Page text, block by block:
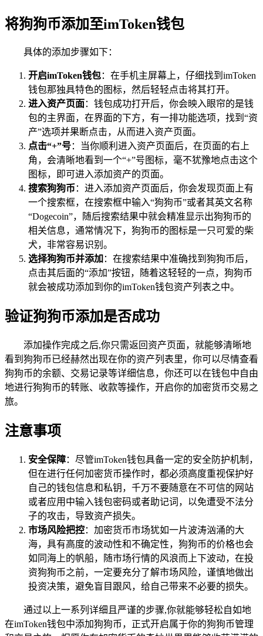
将狗狗币添加至imToken钱包
具体的添加步骤如下：
开启imToken钱包：在手机主屏幕上，仔细找到imToken
钱包那独具特色的图标，然后轻轻点击将其打开。
进入资产页面：钱包成功打开后，你会映入眼帘的是钱
包的主界面，在界面的下方，有一排功能选项，找到“资
产”选项并果断点击，从而进入资产页面。
点击“+”号：当你顺利进入资产页面后，在页面的右上
角，会清晰地看到一个“+”号图标，毫不犹豫地点击这个
图标，即可进入添加资产的页面。
搜索狗狗币 ：进入添加资产页面后，你会发现页面上有
一个搜索框，在搜索框中输入“狗狗币”或者其英文名称
“Dogecoin”，随后搜索结果中就会精准显示出狗狗币的
相关信息，通常情况下，狗狗币的图标是一只可爱的柴
犬，非常容易识别。
选择狗狗币并添加 ：在搜索结果中准确找到狗狗币后，
点击其后面的“添加”按钮，随着这轻轻的一点，狗狗币
就会被成功添加到你的imToken钱包资产列表之中。
验证狗狗币添加是否成功
添加操作完成之后,你只需返回资产页面，就能够清晰地
看到狗狗币已经赫然出现在你的资产列表里，你可以尽情查看
狗狗币的余额、交易记录等详细信息，你还可以在钱包中自由
地进行狗狗币的转账、收款等操作，开启你的加密货币交易之
旅。
注意事项
安全保障：尽管imToken钱包具备一定的安全防护机制，
但在进行任何加密货币操作时，都必须高度重视保护好
自己的钱包信息和私钥，千万不要随意在不可信的网站
或者应用中输入钱包密码或者助记词，以免遭受不法分
子的攻击，导致资产损失。
市场风险把控：加密货币市场犹如一片波涛汹涌的大
海，具有高度的波动性和不确定性，狗狗币的价格也会
如同海上的帆船，随市场行情的风浪而上下波动，在投
资狗狗币之前，一定要充分了解市场风险，谨慎地做出
投资决策，避免盲目跟风，给自己带来不必要的损失。
通过以上一系列详细且严谨的步骤,你就能够轻松自如地
在imToken钱包中添加狗狗币，正式开启属于你的狗狗币管理